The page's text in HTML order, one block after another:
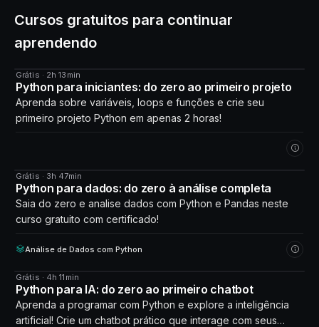
Cursos gratuitos para continuar
aprendendo
CURSO
Grátis · 2h 13min
Python para iniciantes: do zero ao primeiro projeto
Aprenda sobre variáveis, loops e funções e crie seu
primeiro projeto Python em apenas 2 horas!
CURSO
Grátis · 3h 47min
Python para dados: do zero à análise completa
Saia do zero e analise dados com Python e Pandas neste
curso gratuito com certificado!
Análise de Dados com Python
CURSO
Grátis · 4h 11min
Python para IA: do zero ao primeiro chatbot
Aprenda a programar com Python e explore a inteligência
artificial! Crie um chatbot prático que interage com seus